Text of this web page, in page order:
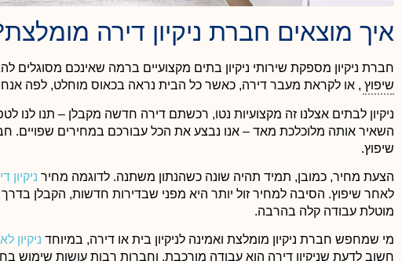
איך מוצאים חברת ניקיון דירה
חברת ניקיון מספקת שירותי ניקיון בתים מקצועיים ברמה שאינכם
שיפוץ , או לקראת מעבר דירה, כאשר כל הבית נראה בכאוס מוחלט, לפה
ניקיון לבתים אצלנו זה מקצועיות נטו, רכשתם דירה חדשה מקבלן – תנו לנו
השאיר אותה מלוכלכת מאד – אנו נבצע את הכל עבורכם במחירים שפויים.
שיפוץ.
הצעת מחיר, כמובן, תמיד תהיה שונה כשהנתון משתנה. לדוגמה מחיר
לאחר שיפוץ. הסיבה למחיר זול יותר היא מפני שבדירות חדשות, הקבלן
מוטלת עבודה קלה בהרבה.
מי שמחפש חברת ניקיון מומלצת ואמינה לניקיון בית או דירה, במיוחד ניקיון
חשוב לדעת שניקיון דירה הוא עבודה מורכבת, וחברות רבות עושות שימוש